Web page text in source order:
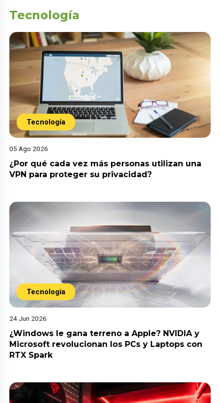
Tecnología
Tecnología
05 Ago 2026
¿Por qué cada vez más personas utilizan una
VPN para proteger su privacidad?
Tecnología
24 Jun 2026
¿Windows le gana terreno a Apple? NVIDIA y
Microsoft revolucionan los PCs y Laptops con
RTX Spark